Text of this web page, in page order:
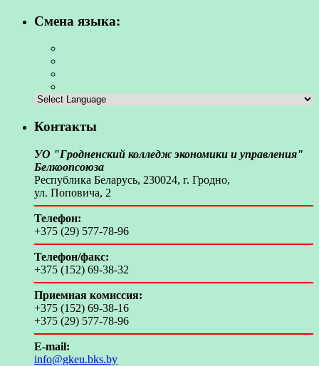
Смена языка:
Контакты
УО "Гродненский колледж экономики и управления"
Белкоопсоюза
Республика Беларусь, 230024, г. Гродно,
ул. Поповича, 2
Телефон:
+375 (29) 577-78-96
Телефон/факс:
+375 (152) 69-38-32
Приемная комиссия:
+375 (152) 69-38-16
+375 (29) 577-78-96
E-mail:
info@gkeu.bks.by